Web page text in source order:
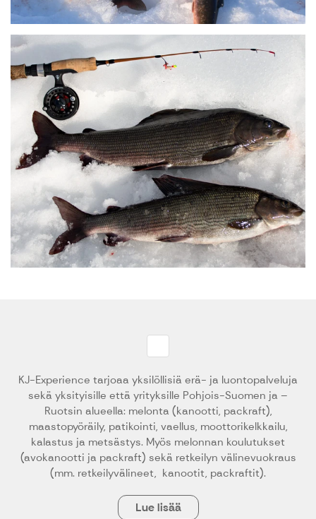
KJ-Experience tarjoaa yksilöllisiä erä- ja luontopalveluja
sekä yksityisille että yrityksille Pohjois-Suomen ja –
Ruotsin alueella: melonta (kanootti, packraft),
maastopyöräily, patikointi, vaellus, moottorikelkkailu,
kalastus ja metsästys. Myös melonnan koulutukset
(avokanootti ja packraft) sekä retkeilyn välinevuokraus
(mm. retkeilyvälineet, kanootit, packraftit).
Lue lisää